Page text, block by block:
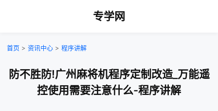
专学网
首页 > 资讯中心 > 程序讲解
防不胜防!广州麻将机程序定制改造_万能遥
控使用需要注意什么-程序讲解